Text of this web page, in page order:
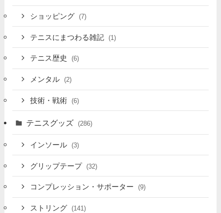
ショッピング (7)
テニスにまつわる雑記 (1)
テニス歴史 (6)
メンタル (2)
技術・戦術 (6)
テニスグッズ (286)
インソール (3)
グリップテープ (32)
コンプレッション・サポーター (9)
ストリング (141)